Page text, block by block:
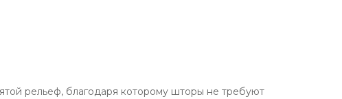
рельеф, благодаря которому шторы не требуют